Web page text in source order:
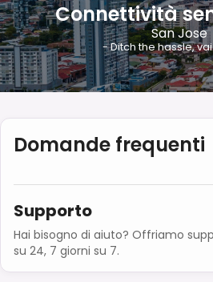
Connettività
San Jose
- Ditch the hassle,
Domande frequenti
Supporto
Hai bisogno di aiuto? Offriamo
su 24, 7 giorni su 7.